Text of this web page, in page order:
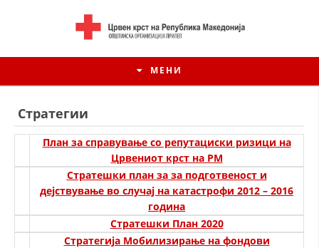
МЕНИ
Стратегии
План за справување со репутациски ризици на
Црвениот крст на РМ
Стратeшки план за за подготвеност и
дејствување во случај на катастрофи 2012 – 2016
година
Стратешки План 2020
Стратегија Мобилизирање на фондови